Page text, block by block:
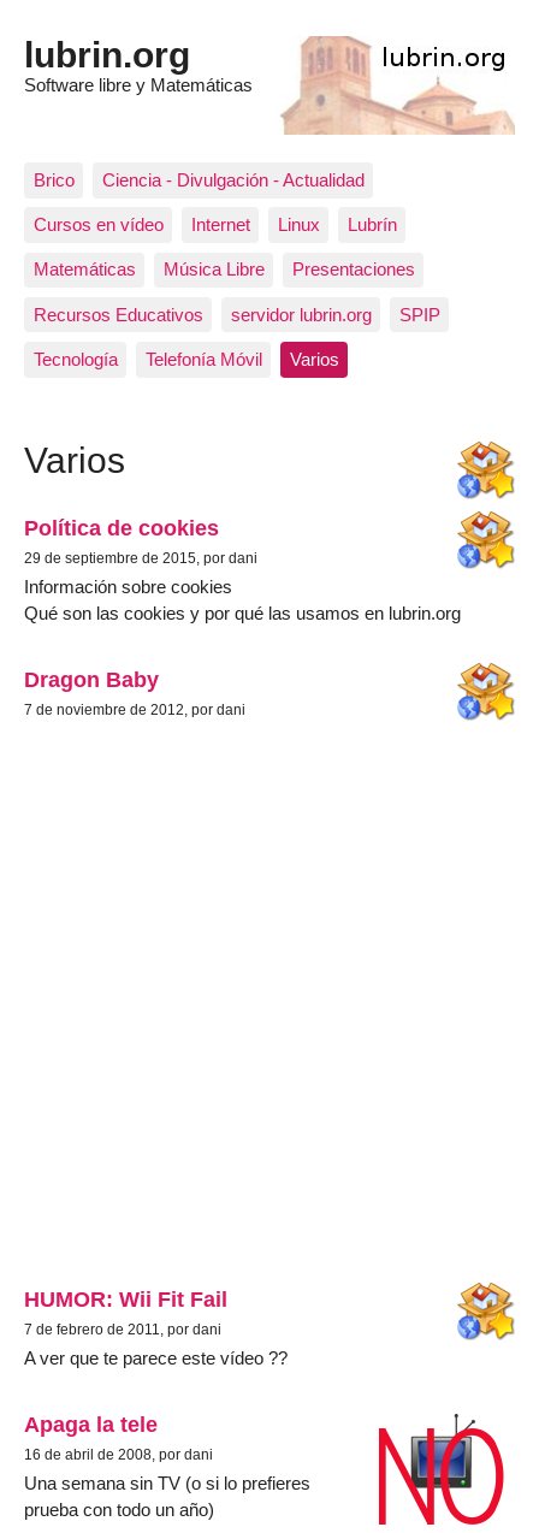
lubrin.org
Software libre y Matemáticas
Brico Ciencia - Divulgación - Actualidad
Cursos en vídeo Internet Linux Lubrín
Matemáticas Música Libre Presentaciones
Recursos Educativos servidor lubrin.org SPIP
Tecnología Telefonía Móvil Varios
Varios
Política de cookies
29 de septiembre de 2015, por dani
Información sobre cookies
Qué son las cookies y por qué las usamos en lubrin.org
Dragon Baby
7 de noviembre de 2012, por dani
HUMOR: Wii Fit Fail
7 de febrero de 2011, por dani
A ver que te parece este vídeo ??
Apaga la tele
16 de abril de 2008, por dani
Una semana sin TV (o si lo prefieres
prueba con todo un año)